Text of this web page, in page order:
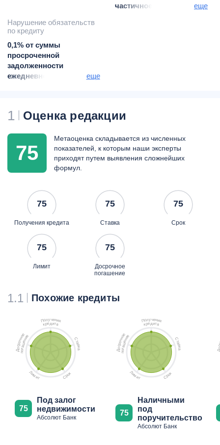
частичное
еще
Нарушение обязательств
по кредиту
0,1% от суммы
просроченной
задолженности
ежедневно/0,06% при
еще
1 Оценка редакции
75
Метаоценка складывается из численных
показателей, к которым наши эксперты
приходят путем выявления сложнейших
формул.
75
Получения кредита
75
Ставка
75
Срок
75
Лимит
75
Досрочное
погашение
1.1 Похожие кредиты
Получения
кредита
С
т
а
в
к
а
Сро
к
Лимит
Д
о
с
р
о
ч
но
е
п
о
г
а
ш
е
ни
е
75
Под залог
недвижимости
Абсолют Банк
Получения
кредита
С
т
а
в
к
а
Сро
к
Лимит
Д
о
с
р
о
ч
но
е
п
о
г
а
ш
е
ни
е
75
Наличными
под
поручительство
Абсолют Банк